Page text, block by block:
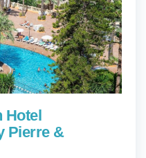
Hotel
Pierre &